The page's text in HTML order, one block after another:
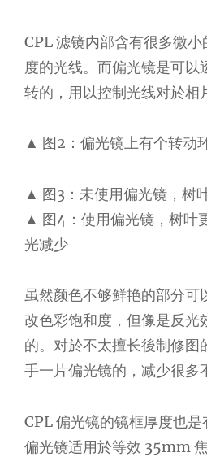
CPL 滤镜内部含有很多微
度的光线。而偏光镜是可以
转的，用以控制光线对於相
▲ 图2：偏光镜上有个转动
▲ 图3：未使用偏光镜，树
▲ 图4：使用偏光镜，树叶
光减少
虽然颜色不够鲜艳的部分
改色彩饱和度，但像是反光
的。对於不太擅长後制修图
手一片偏光镜的，减少很多
CPL 偏光镜的镜框厚度也
偏光镜适用於等效 35mm